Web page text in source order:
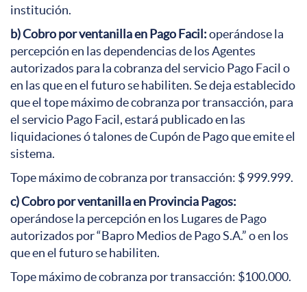
institución.
b) Cobro por ventanilla en Pago Facil:operándose la
percepción en las dependencias de los Agentes
autorizados para la cobranza del servicio Pago Facil o
en las que en el futuro se habiliten. Se deja establecido
que el tope máximo de cobranza por transacción, para
el servicio Pago Facil, estará publicado en las
liquidaciones ó talones de Cupón de Pago que emite el
sistema.
Tope máximo de cobranza por transacción: $ 999.999.
c) Cobro por ventanilla en Provincia Pagos:
operándose la percepción en los Lugares de Pago
autorizados por “Bapro Medios de Pago S.A.” o en los
que en el futuro se habiliten.
Tope máximo de cobranza por transacción: $100.000.